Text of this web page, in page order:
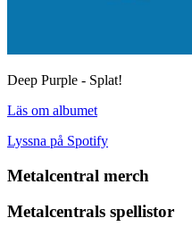
Deep Purple - Splat!
Läs om albumet
Lyssna på Spotify
Metalcentral merch
Metalcentrals spellistor